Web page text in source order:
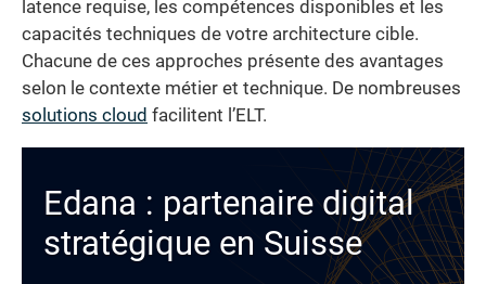
latence requise, les compétences disponibles et les
capacités techniques de votre architecture cible.
Chacune de ces approches présente des avantages
selon le contexte métier et technique. De nombreuses
solutions cloud facilitent l’ELT.
Edana : partenaire digital
stratégique en Suisse